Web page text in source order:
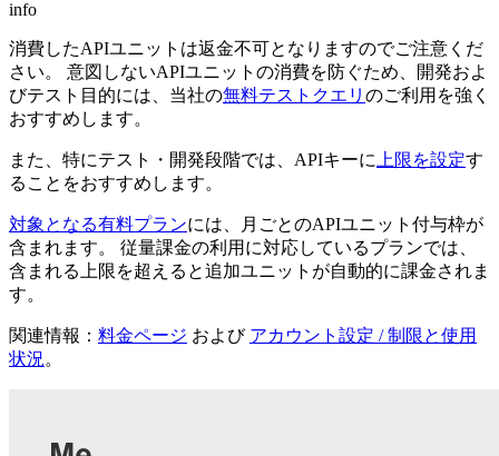
info
消費したAPIユニットは返金不可となりますのでご注意くだ
さい。 意図しないAPIユニットの消費を防ぐため、開発およ
びテスト目的には、当社の無料テストクエリ のご利用を強く
おすすめします。
また、特にテスト・開発段階では、APIキーに 上限を設定す
ることをおすすめします。
対象となる有料プランには、月ごとのAPIユニット付与枠が
含まれます。 従量課金の利用に対応しているプランでは、
含まれる上限を超えると追加ユニットが自動的に課金されま
す。
関連情報： 料金ページ および アカウント設定 / 制限と使用
状況。